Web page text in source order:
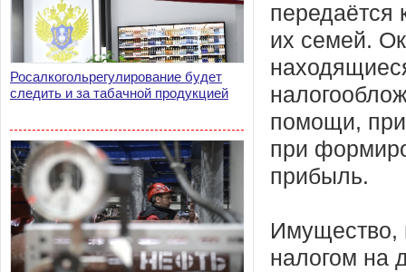
Росалкогольрегулирование будет
следить и за табачной продукцией
передаётся
их семей.
помощи,
при
прибыль.
Имущество,
налогом на